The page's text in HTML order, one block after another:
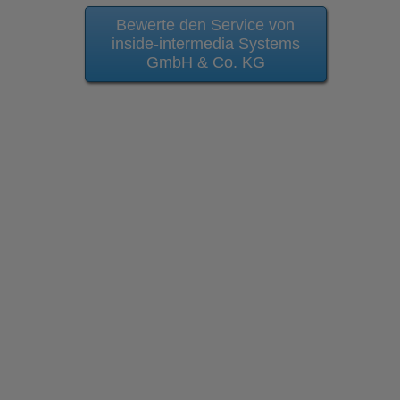
Bewerte den Service von
inside-intermedia Systems
GmbH & Co. KG